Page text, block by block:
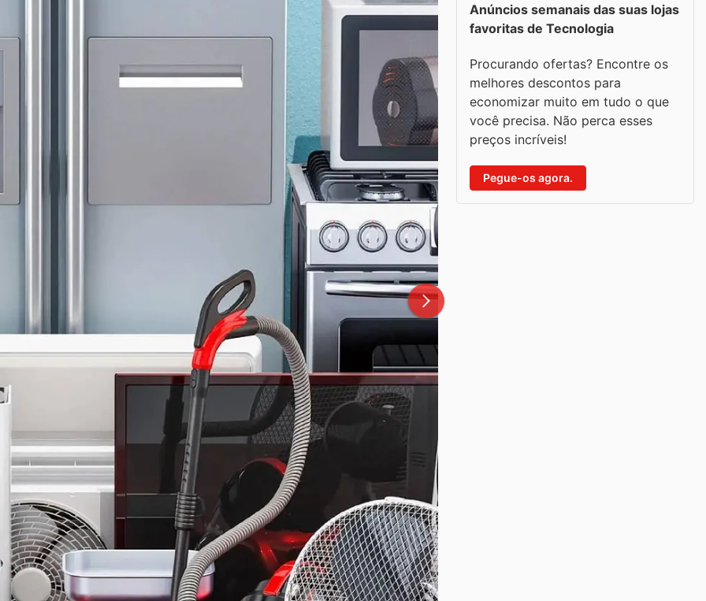
Anúncios semanais das suas lojas
favoritas de Tecnologia
Procurando ofertas? Encontre os
melhores descontos para
economizar muito em tudo o que
você precisa. Não perca esses
preços incríveis!
Pegue-os agora.